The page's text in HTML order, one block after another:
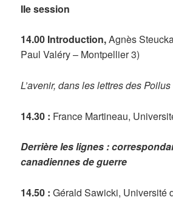
IIe session
14.00 Introduction,Agnès
Paul Valéry – Montpellier 3)
L’avenir, dans les lettres des
14.30 : France Martineau,
Derrière les lignes :
canadiennes de guerre
14.50 : Gérald Sawicki, Université